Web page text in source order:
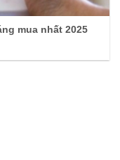
mua nhất 2025